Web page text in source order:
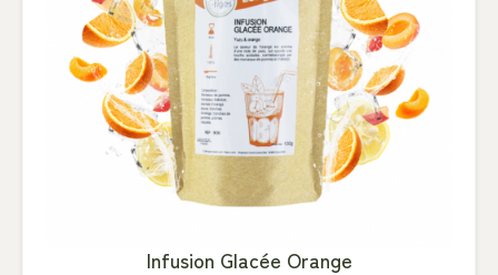
Infusion Glacée Orange